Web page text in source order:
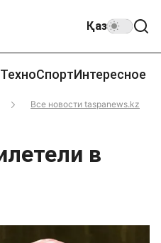
Қаз
ТехноСпортИнтересное
Все новости taspanews.kz
в